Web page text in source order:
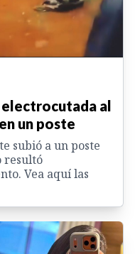
al
un poste
subió a un poste
resultó
Vea aquí las